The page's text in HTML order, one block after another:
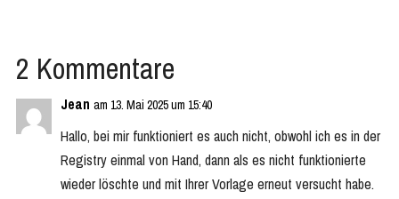
2 Kommentare
Jean am 13. Mai 2025 um 15:40
Hallo, bei mir funktioniert es auch nicht, obwohl ich es in der
Registry einmal von Hand, dann als es nicht funktionierte
wieder löschte und mit Ihrer Vorlage erneut versucht habe.